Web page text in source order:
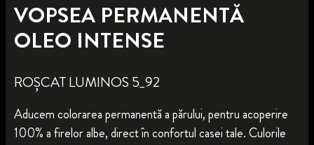
VOPSEA PERMANENTĂ
OLEO INTENSE
ROȘCAT LUMINOS 5_92
Aducem colorarea permanentă a părului, pentru acoperire
100% a firelor albe, direct în confortul casei tale. Culorile